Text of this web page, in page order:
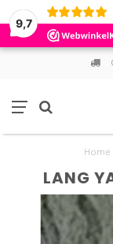
9,7
Home
LANG